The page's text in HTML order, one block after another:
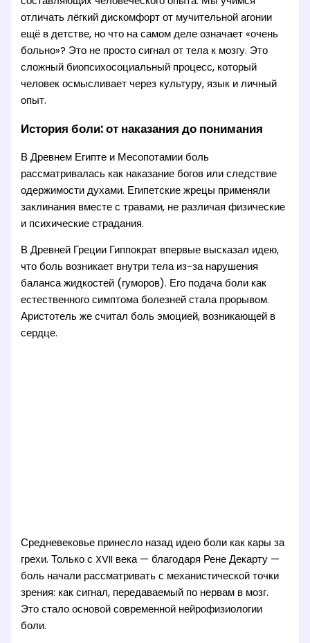
отличать лёгкий дискомфорт от мучительной агонии
ещё в детстве, но что на самом деле означает «очень
больно»? Это не просто сигнал от тела к мозгу. Это
сложный биопсихосоциальный процесс, который
человек осмысливает через культуру, язык и личный
опыт.
История боли: от наказания до понимания
В Древнем Египте и Месопотамии боль
рассматривалась как наказание богов или следствие
одержимости духами. Египетские жрецы применяли
заклинания вместе с травами, не различая физические
и психические страдания.
В Древней Греции Гиппократ впервые высказал идею,
что боль возникает внутри тела из-за нарушения
баланса жидкостей (гуморов). Его подача боли как
естественного симптома болезней стала прорывом.
Аристотель же считал боль эмоцией, возникающей в
сердце.
Средневековье принесло назад идею боли как кары за
грехи. Только с XVII века — благодаря Рене Декарту —
боль начали рассматривать с механистической точки
зрения: как сигнал, передаваемый по нервам в мозг.
Это стало основой современной нейрофизиологии
боли.